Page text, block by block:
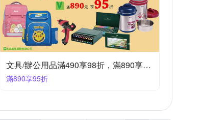
文具/辦公用品滿490享98折，滿890享95折
滿890享95折